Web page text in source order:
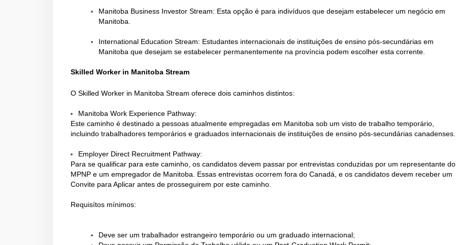
Manitoba Business Investor Stream: Esta opção é para indivíduos que desejam estabelecer um negócio em
Manitoba.
International Education Stream: Estudantes internacionais de instituições de ensino pós-secundárias em
Manitoba que desejam se estabelecer permanentemente na província podem escolher esta corrente.
Skilled Worker in Manitoba Stream
O Skilled Worker in Manitoba Stream oferece dois caminhos distintos:
Manitoba Work Experience Pathway:
Este caminho é destinado a pessoas atualmente empregadas em Manitoba sob um visto de trabalho temporário,
incluindo trabalhadores temporários e graduados internacionais de instituições de ensino pós-secundárias canadenses.
Employer Direct Recruitment Pathway:
Para se qualificar para este caminho, os candidatos devem passar por entrevistas conduzidas por um representante do
MPNP e um empregador de Manitoba. Essas entrevistas ocorrem fora do Canadá, e os candidatos devem receber um
Convite para Aplicar antes de prosseguirem por este caminho.
Requisítos mínimos:
Deve ser um trabalhador estrangeiro temporário ou um graduado internacional;